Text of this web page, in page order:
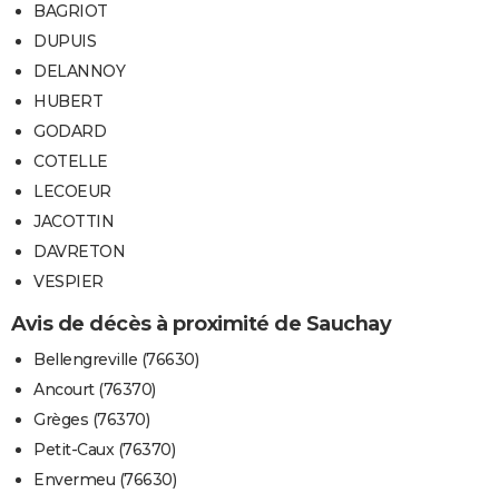
BAGRIOT
DUPUIS
DELANNOY
HUBERT
GODARD
COTELLE
LECOEUR
JACOTTIN
DAVRETON
VESPIER
Avis de décès à proximité de Sauchay
Bellengreville (76630)
Ancourt (76370)
Grèges (76370)
Petit-Caux (76370)
Envermeu (76630)